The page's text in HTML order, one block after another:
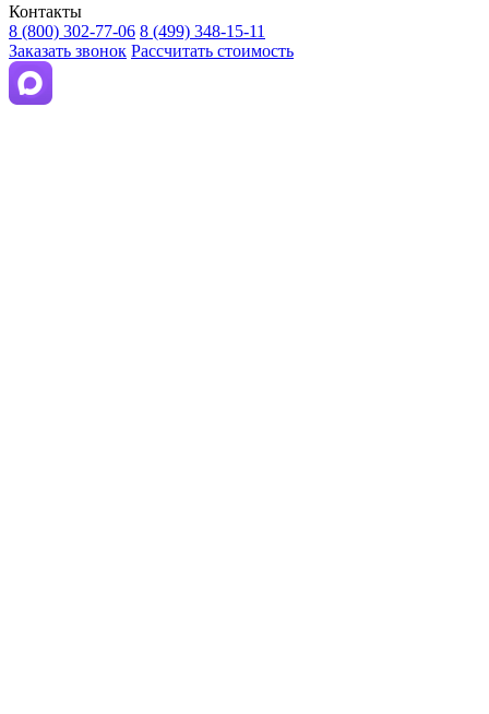
Контакты
8 (800) 302-77-06 8 (499) 348-15-11
Заказать звонок Рассчитать стоимость